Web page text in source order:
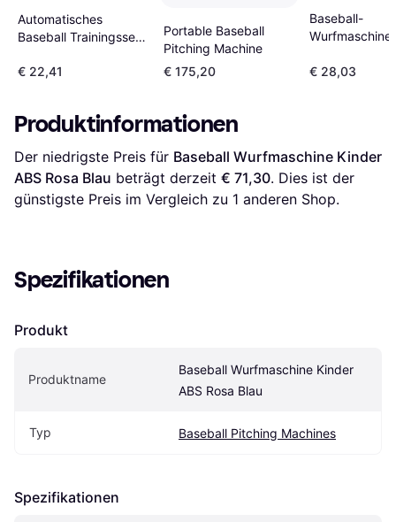
Automatisches
Baseball Trainingsset
€ 22,41
Portable Baseball
Pitching Machine
€ 175,20
Baseball-
Wurfmaschine
€ 28,03
Produktinformationen
Der niedrigste Preis für Baseball Wurfmaschine Kinder
ABS Rosa Blau beträgt derzeit € 71,30. Dies ist der
günstigste Preis im Vergleich zu 1 anderen Shop.
Spezifikationen
Produkt
Produktname
Baseball Wurfmaschine Kinder
ABS Rosa Blau
Typ Baseball Pitching Machines
Spezifikationen